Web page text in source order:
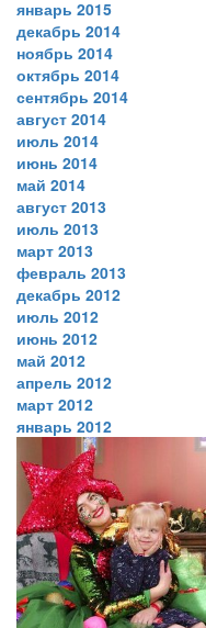
январь 2015
декабрь 2014
ноябрь 2014
октябрь 2014
сентябрь 2014
август 2014
июль 2014
июнь 2014
май 2014
август 2013
июль 2013
март 2013
февраль 2013
декабрь 2012
июль 2012
июнь 2012
май 2012
апрель 2012
март 2012
январь 2012